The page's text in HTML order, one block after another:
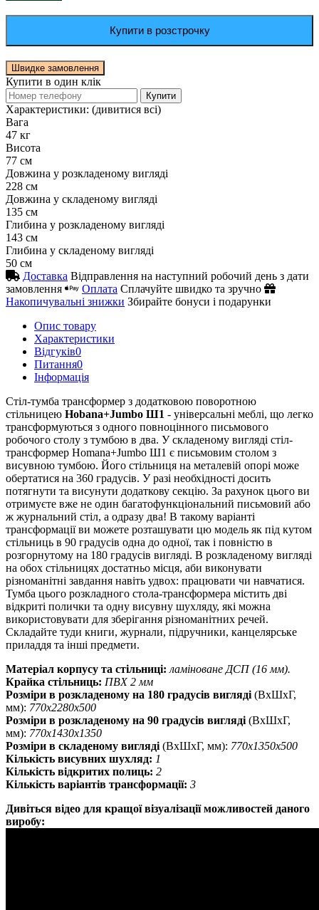
Купити в розстрочку
Швидке замовлення
Купити в один клік
Купити
Характеристики: (дивитися всі)
Вага
47 кг
Висота
77 см
Довжина у розкладеному вигляді
228 см
Довжина у складеному вигляді
135 см
Глибина у розкладеному вигляді
143 см
Глибина у складеному вигляді
50 см
Доставка Відправлення на наступний робочий день з дати
замовлення
Оплата Сплачуйте швидко та зручно
Накопичувальні знижки Збирайте бонуси і подарунки
Опис товару
Характеристики
Відгуків0
Питання0
Iнформація
Стіл-тумба трансформер з додатковою поворотною
стільницею Hobana+Jumbo Ш1 - універсальні меблі, що легко
трансформуються з одного повноцінного письмового
робочого столу з тумбою в два. У складеному вигляді стіл-
трансформер Homana+Jumbo Ш1 є письмовим столом з
висувною тумбою. Його стільниця на металевій опорі може
обертатися на 360 градусів. У разі необхідності досить
потягнути та висунути додаткову секцію. За рахунок цього ви
отримуєте вже не один багатофункціональний письмовий або
ж журнальний стіл, а одразу два! В такому варіанті
трансформації ви можете розташувати цю модель як під кутом
стільниць в 90 градусів одна до одної, так і повністю в
розгорнутому на 180 градусів вигляді. В розкладеному вигляді
на обох стільницях достатньо місця, аби виконувати
різноманітні завдання навіть удвох: працювати чи навчатися.
Тумба цього розкладного стола-трансформера містить дві
відкриті полички та одну висувну шухляду, які можна
використовувати для зберігання різноманітних речей.
Складайте туди книги, журнали, підручники, канцелярське
приладдя та інші предмети.
Матеріал корпусу та стільниці: ламіноване ДСП (16 мм).
Крайка стільниць: ПВХ 2 мм
Розміри в розкладеному на 180 градусів вигляді (ВхШхГ,
мм): 770х2280х500
Розміри в розкладеному на 90 градусів вигляді (ВхШхГ,
мм): 770х1430х1350
Розміри в складеному вигляді (ВхШхГ, мм): 770х1350х500
Кількість висувних шухляд: 1
Кількість відкритих полиць: 2
Кількість варіантів трансформації: 3
Дивіться відео для кращої візуалізації можливостей даного
виробу: